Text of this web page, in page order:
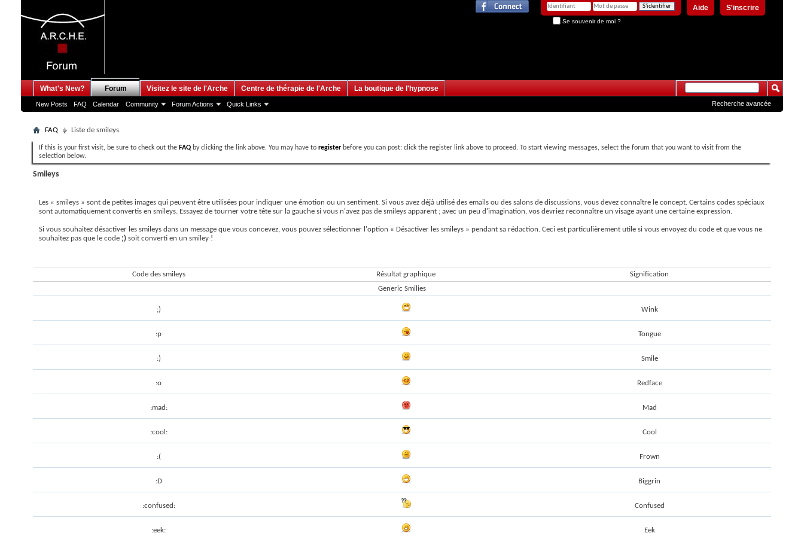
S'inscrire
Aide
Se souvenir de moi ?
What's New? Forum
New Posts FAQ Calendar Community Forum Actions Quick Links
Visitez le site de l'Arche Centre de thérapie de l'Arche La boutique de l'hypnose
Recherche avancée
FAQ Liste de smileys
If this is your first visit, be sure to check out the FAQ by clicking the link above. You may have to register before you can post: click the register link above to proceed. To start viewing messages, select the forum that you want to visit from the
selection below.
Smileys
Les « smileys » sont de petites images qui peuvent être utilisées pour indiquer une émotion ou un sentiment. Si vous avez déjà utilisé des emails ou des salons de discussions, vous devez connaître le concept. Certains codes spéciaux
sont automatiquement convertis en smileys. Essayez de tourner votre tête sur la gauche si vous n'avez pas de smileys apparent ; avec un peu d'imagination, vos devriez reconnaître un visage ayant une certaine expression.
Si vous souhaitez désactiver les smileys dans un message que vous concevez, vous pouvez sélectionner l'option « Désactiver les smileys » pendant sa rédaction. Ceci est particulièrement utile si vous envoyez du code et que vous ne
souhaitez pas que le code ;) soit converti en un smiley !
Code des smileys Résultat graphique
Signification
Generic Smilies
;) Wink
:p Tongue
:) Smile
:o Redface
:mad: Mad
:cool: Cool
:( Frown
:D Biggrin
:confused: Confused
:eek: Eek